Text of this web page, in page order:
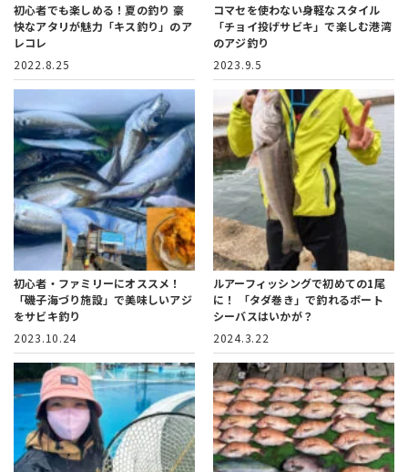
初心者でも楽しめる！夏の釣り 豪
快なアタリが魅力「キス釣り」のア
レコレ
2022.8.25
コマセを使わない身軽なスタイル
「チョイ投げサビキ」で楽しむ港湾
のアジ釣り
2023.9.5
初心者・ファミリーにオススメ！
「磯子海づり施設」で美味しいアジ
をサビキ釣り
2023.10.24
ルアーフィッシングで初めての1尾
に！
「タダ巻き」で釣れるボート
シーバスはいかが？
2024.3.22